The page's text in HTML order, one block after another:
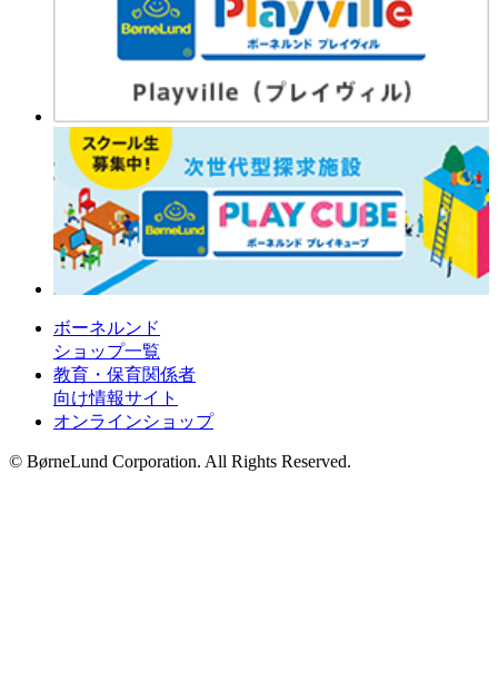
ボーネルンド
ショップ一覧
教育・保育関係者
向け情報サイト
オンラインショップ
© BørneLund Corporation. All Rights Reserved.